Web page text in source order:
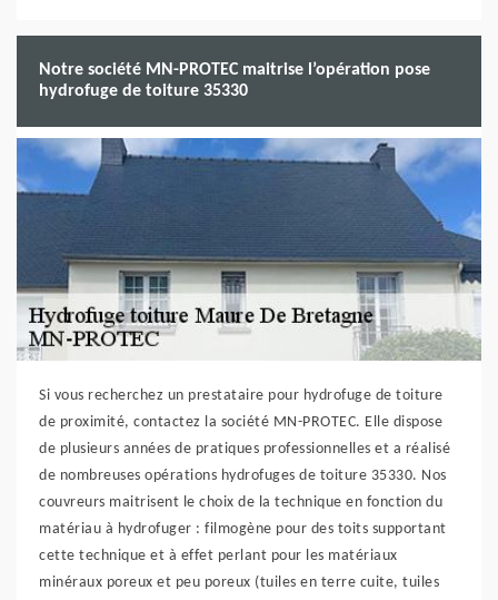
Notre société MN-PROTEC maitrise l’opération pose
hydrofuge de toiture 35330
Si vous recherchez un prestataire pour hydrofuge de toiture
de proximité, contactez la société MN-PROTEC. Elle dispose
de plusieurs années de pratiques professionnelles et a réalisé
de nombreuses opérations hydrofuges de toiture 35330. Nos
couvreurs maitrisent le choix de la technique en fonction du
matériau à hydrofuger : filmogène pour des toits supportant
cette technique et à effet perlant pour les matériaux
minéraux poreux et peu poreux (tuiles en terre cuite, tuiles